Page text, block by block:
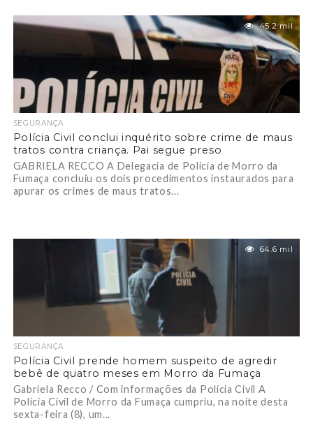
45.2 mil
SEGURANÇA
Polícia Civil conclui inquérito sobre crime de maus
tratos contra criança. Pai segue preso
GABRIELA RECCO A Delegacia de Polícia de Morro da
Fumaça concluiu os dois procedimentos instaurados para
apurar os crimes de maus tratos...
64.6 mil
SEGURANÇA
Polícia Civil prende homem suspeito de agredir
bebê de quatro meses em Morro da Fumaça
Gabriela Recco / Com informações da Polícia Civil A
Polícia Civil de Morro da Fumaça cumpriu, na noite desta
sexta-feira (8), um...